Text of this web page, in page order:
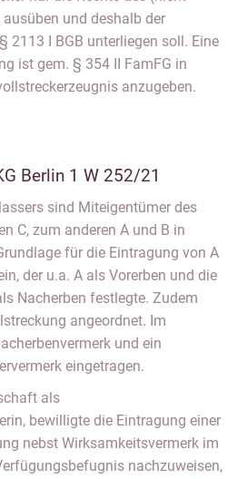
und deshalb der
2113 I BGB unterliegen soll. Eine
ist gem. § 354 II FamFG in
anzugeben.
Berlin 1 W 252/21
sind Miteigentümer des
C, zum anderen A und B in
für die Eintragung von A
der u.a. A als Vorerben und die
Nacherben festlegte. Zudem
angeordnet. Im
und ein
eingetragen.
als
bewilligte die Eintragung einer
nebst Wirksamkeitsvermerk im
nachzuweisen,